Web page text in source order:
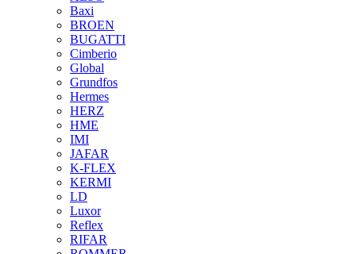
Baxi
BROEN
BUGATTI
Cimberio
Global
Grundfos
Hermes
HERZ
HME
IMI
JAFAR
K-FLEX
KERMI
LD
Luxor
Reflex
RIFAR